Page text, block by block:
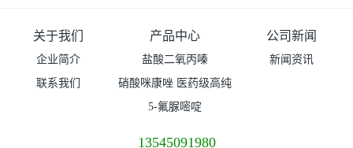
关于我们
企业简介
联系我们
产品中心
盐酸二氧丙嗪
硝酸咪康唑 医药级高纯
度99%原粉
5-氟脲嘧啶
公司新闻
新闻资讯
13545091980